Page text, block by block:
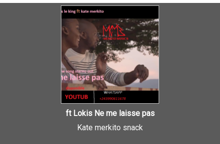
ft Lokis Ne me laisse pas
Kate merkito snack